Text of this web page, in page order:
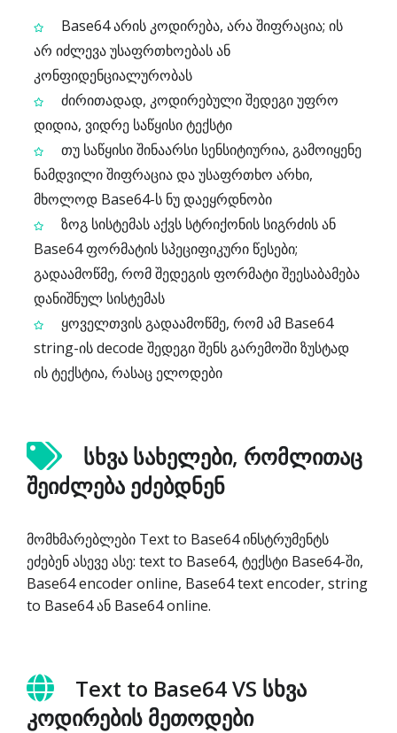
Base64 არის კოდირება, არა შიფრაცია; ის
არ იძლევა უსაფრთხოებას ან
კონფიდენციალურობას
ძირითადად, კოდირებული შედეგი უფრო
დიდია, ვიდრე საწყისი ტექსტი
თუ საწყისი შინაარსი სენსიტიურია, გამოიყენე
ნამდვილი შიფრაცია და უსაფრთხო არხი,
მხოლოდ Base64-ს ნუ დაეყრდნობი
ზოგ სისტემას აქვს სტრიქონის სიგრძის ან
Base64 ფორმატის სპეციფიკური წესები;
გადაამოწმე, რომ შედეგის ფორმატი შეესაბამება
დანიშნულ სისტემას
ყოველთვის გადაამოწმე, რომ ამ Base64
string-ის decode შედეგი შენს გარემოში ზუსტად
ის ტექსტია, რასაც ელოდები
სხვა სახელები, რომლითაც
შეიძლება ეძებდნენ
მომხმარებლები Text to Base64 ინსტრუმენტს
ეძებენ ასევე ასე: text to Base64, ტექსტი Base64-ში,
Base64 encoder online, Base64 text encoder, string
to Base64 ან Base64 online.
Text to Base64 VS სხვა
კოდირების მეთოდები